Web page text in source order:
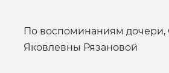
по воспоминаниям дочери, Светланы
Яковлевны Рязановой